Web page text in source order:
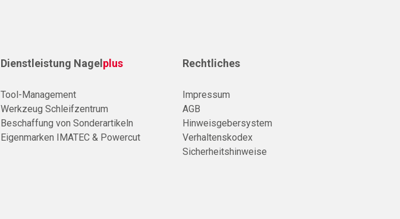
Dienstleistung Nagel plus
Tool-Management
Werkzeug Schleifzentrum
Beschaffung von Sonderartikeln
Eigenmarken IMATEC & Powercut
Rechtliches
Impressum
AGB
Hinweisgebersystem
Verhaltenskodex
Sicherheitshinweise